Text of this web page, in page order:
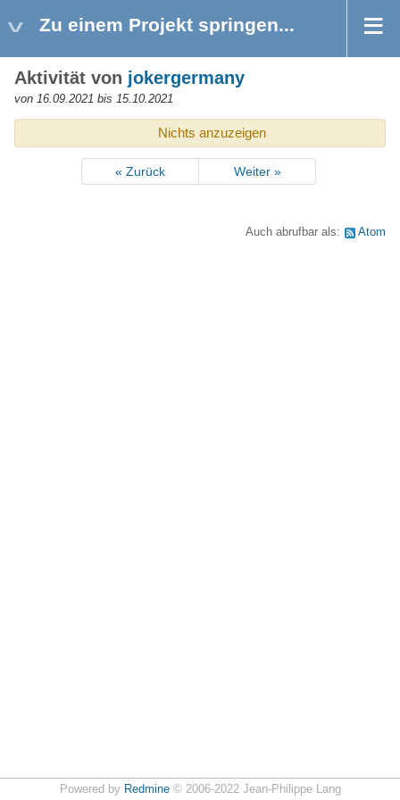
Zu einem Projekt springen...
Aktivität von jokergermany
von 16.09.2021 bis 15.10.2021
Nichts anzuzeigen
« Zurück Weiter »
Auch abrufbar als: Atom
Powered by Redmine© 2006-2022 Jean-Philippe Lang